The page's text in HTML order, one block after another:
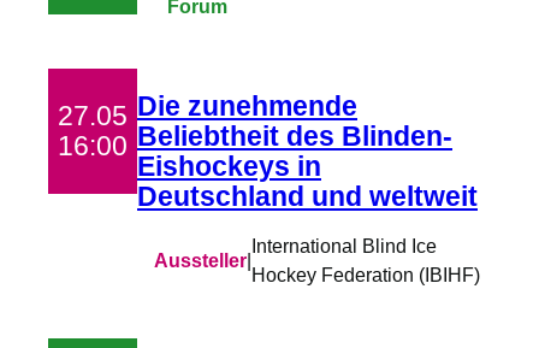
Forum
27.05
16:00
Die zunehmende
Beliebtheit des Blinden-
Eishockeys in
Deutschland und weltweit
Aussteller|
International Blind Ice
Hockey Federation (IBIHF)